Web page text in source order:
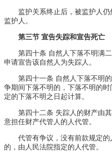
监护关系终止后，被监护人
监护人。
第三节 宣告失踪和宣告死亡
第四十条 自然人下落不明满
申请宣告该自然人为失踪人。
第四十一条 自然人下落不明
争期间下落不明的，下落不明的
定的下落不明之日起计算。
第四十二条 失踪人的财产由
意担任财产代管人的人代管。
代管有争议，没有前款规定
的，由人民法院指定的人代管。